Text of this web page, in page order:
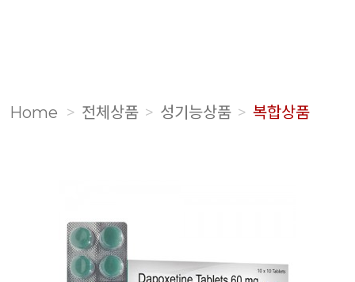
Home 전체상품 성기능상품 복합상품